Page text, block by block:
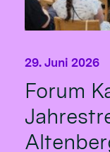
Forum
29. Juni 2026